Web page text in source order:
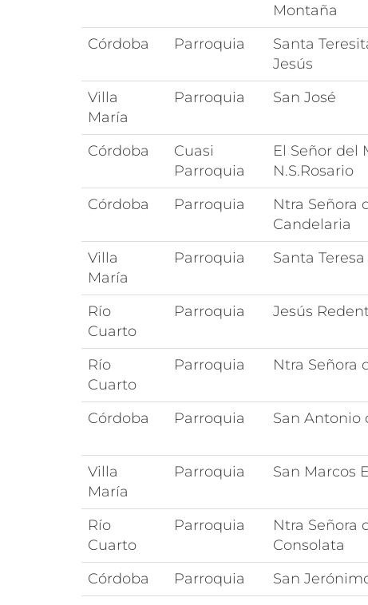
Montaña
Córdoba Parroquia
Santa
Jesús
Villa
María
Parroquia San José
Córdoba
Cuasi
Parroquia
El Señor del
N.S.Rosario
Córdoba Parroquia
Ntra Señora
Candelaria
Villa
María
Parroquia Santa
Río
Cuarto
Parroquia Jesús
Río
Cuarto
Parroquia Ntra Señora
Córdoba Parroquia San Antonio
Villa
María
Parroquia San Marcos
Río
Cuarto
Parroquia
Ntra Señora
Consolata
Córdoba Parroquia San